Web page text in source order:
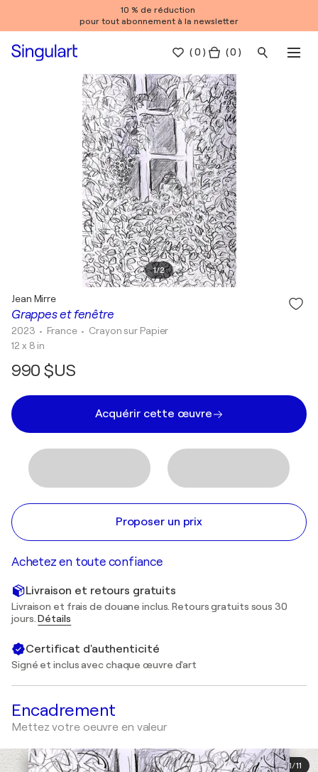
10 % de réduction
pour tout abonnement à la newsletter
(0 ) ( 0 )
1/2
Grappes et fenêtre
Jean Mirre
2023 • France • Crayon sur Papier
12 x 8 in
990 $US
Acquérir cette œuvre
Proposer un prix
Achetez en toute confiance
Livraison et retours gratuits
Livraison et frais de douane inclus. Retours gratuits sous 30
jours.Détails
Certificat d'authenticité
Signé et inclus avec chaque œuvre d'art
Encadrement
Mettez votre oeuvre en valeur
1/11